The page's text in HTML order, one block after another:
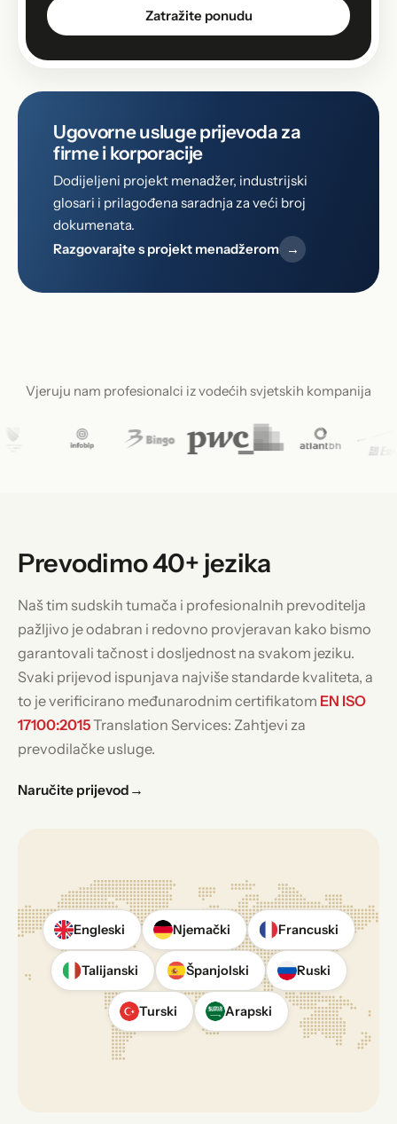
Zatražite ponudu
Ugovorne usluge prijevoda za
firme i korporacije
Dodijeljeni projekt menadžer, industrijski
glosari i prilagođena saradnja za veći broj
dokumenata.
Razgovarajte s projekt menadžerom →
Vjeruju nam profesionalci iz vodećih svjetskih kompanija
Prevodimo 40+ jezika
Naš tim sudskih tumača i profesionalnih prevoditelja
pažljivo je odabran i redovno provjeravan kako bismo
garantovali tačnost i dosljednost na svakom jeziku.
Svaki prijevod ispunjava najviše standarde kvaliteta, a
to je verificirano međunarodnim certifikatom EN ISO
17100:2015Translation Services: Zahtjevi za
prevodilačke usluge.
Naručite prijevod →
Engleski Njemački Francuski
Talijanski Španjolski Ruski
Turski Arapski